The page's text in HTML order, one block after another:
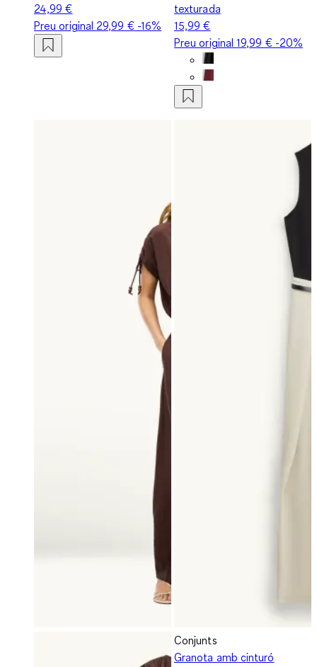
24,99 €
Preu original 29,99 €-16%
texturada
15,99 €
Preu original19,99 €-20%
Conjunts
Granota amb cinturó